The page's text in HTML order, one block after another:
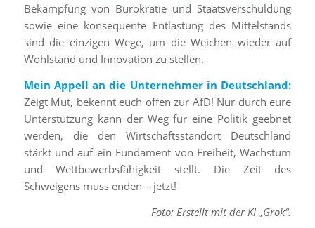
Bekämpfung von Bürokratie und Staatsverschuldung
sowie eine konsequente Entlastung des Mittelstands
sind die einzigen Wege, um die Weichen wieder auf
Wohlstand und Innovation zu stellen.
Mein Appell an die Unternehmer in Deutschland:
Zeigt Mut, bekennt euch offen zur AfD! Nur durch eure
Unterstützung kann der Weg für eine Politik geebnet
werden, die den Wirtschaftsstandort Deutschland
stärkt und auf ein Fundament von Freiheit, Wachstum
und Wettbewerbsfähigkeit stellt. Die Zeit des
Schweigens muss enden – jetzt!
Foto: Erstellt mit der KI „Grok“.